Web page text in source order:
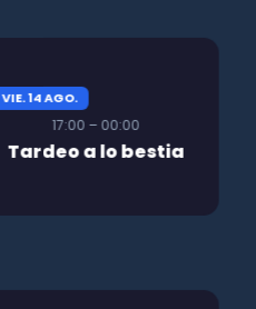
VIE. 14 AGO.
17:00 – 00:00
Tardeo a lo bestia